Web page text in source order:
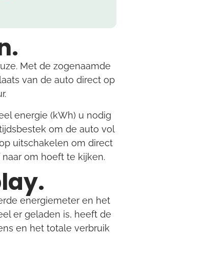
Met de zogenaamde
van de auto direct op
energie (kWh) u nodig
om de auto vol
uitschakelen om direct
om hoeft te kijken.
energiemeter en het
er geladen is, heeft de
en het totale verbruik